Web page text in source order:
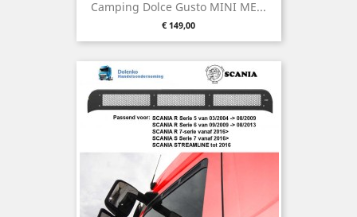
Camping Dolce Gusto MINI ME...
Preis
€ 149,00